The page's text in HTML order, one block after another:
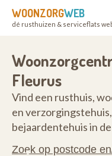
WOONZORGWEB
dé rusthuizen & serviceflats
Fleurus
Vind een rusthuis,
en
bejaardentehuis in
Zoek op postcode